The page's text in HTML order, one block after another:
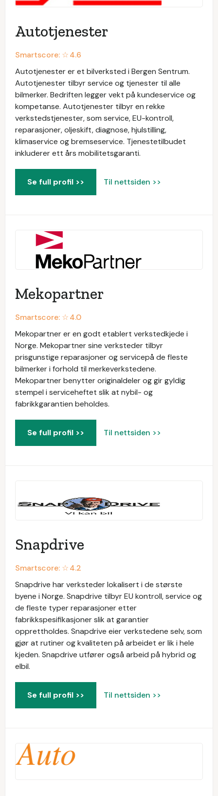
Autotjenester
Smartscore: ☆4.6
Autotjenester er et bilverksted i Bergen Sentrum.
Autotjenester tilbyr service og tjenester til alle
bilmerker. Bedriften legger vekt på kundeservice og
kompetanse. Autotjenester tilbyr en rekke
verkstedstjenester, som service, EU-kontroll,
reparasjoner, oljeskift, diagnose, hjulstilling,
klimaservice og bremseservice. Tjenestetilbudet
inkluderer ett års mobilitetsgaranti.
Se full profil >> Til nettsiden >>
Mekopartner
Smartscore: ☆4.0
Mekopartner er en godt etablert verkstedkjede i
Norge. Mekopartner sine verksteder tilbyr
prisgunstige reparasjoner og servicepå de fleste
bilmerker i forhold til merkeverkstedene.
Mekopartner benytter originaldeler og gir gyldig
stempel i serviceheftet slik at nybil- og
fabrikkgarantien beholdes.
Se full profil >> Til nettsiden >>
Snapdrive
Smartscore: ☆4.2
Snapdrive har verksteder lokalisert i de største
byene i Norge. Snapdrive tilbyr EU kontroll, service og
de fleste typer reparasjoner etter
fabrikkspesifikasjoner slik at garantier
opprettholdes. Snapdrive eier verkstedene selv, som
gjør at rutiner og kvaliteten på arbeidet er lik i hele
kjeden. Snapdrive utfører også arbeid på hybrid og
elbil.
Se full profil >> Til nettsiden >>